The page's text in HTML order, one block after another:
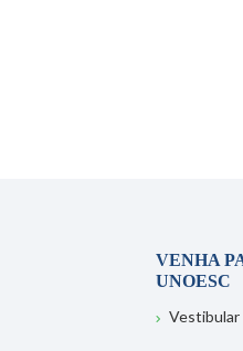
VENHA
UNOESC
Vestibular